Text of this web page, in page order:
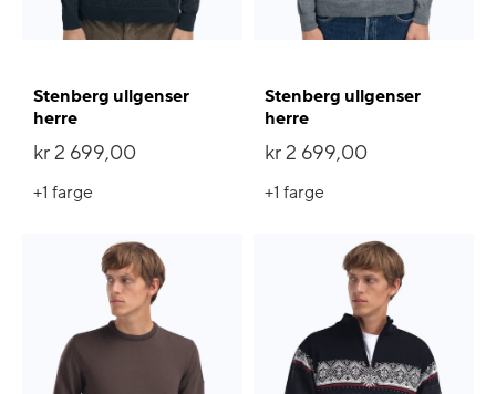
Stenberg ullgenser
herre
kr 2 699,00
+1 farge
Stenberg ullgenser
herre
kr 2 699,00
+1 farge